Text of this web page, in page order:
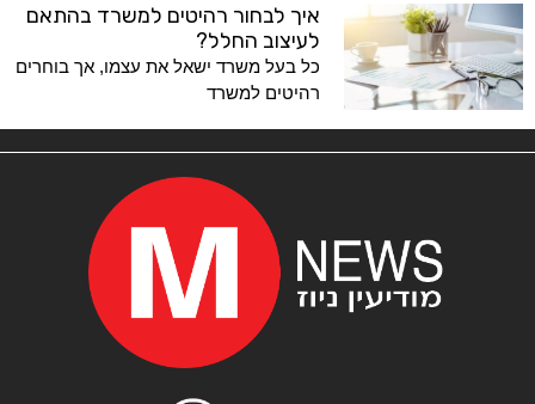
איך לבחור רהיטים למשרד בהתאם
לעיצוב החלל?
כל בעל משרד ישאל את עצמו, אך בוחרים
רהיטים למשרד